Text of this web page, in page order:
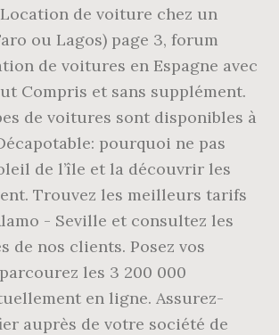
de voiture chez un
ou Lagos) page 3, forum
de voitures en Espagne avec
Compris et sans supplément.
de voitures sont disponibles à
pourquoi ne pas
de l’île et la découvrir les
Trouvez les meilleurs tarifs
- Seville et consultez les
de nos clients. Posez vos
les 3 200 000
en ligne. Assurez-
auprès de votre société de